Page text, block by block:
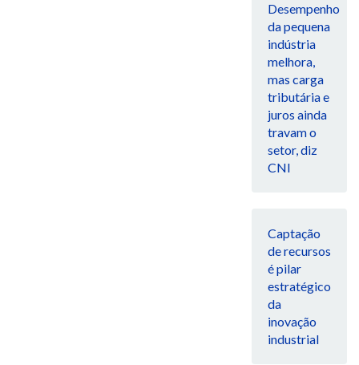
Desempenho
da pequena
indústria
melhora,
mas carga
tributária e
juros ainda
travam o
setor, diz
CNI
Captação
de recursos
é pilar
estratégico
da
inovação
industrial